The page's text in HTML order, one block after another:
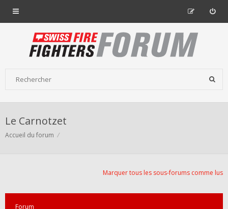
Le Carnotzet
Accueil du forum
Marquer tous les sous-forums comme lus
Forum